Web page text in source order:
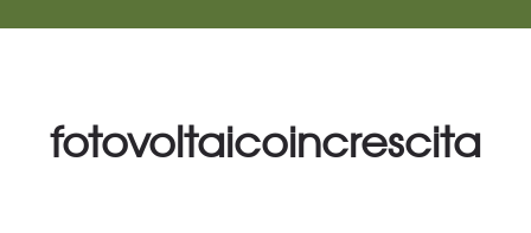
fotovoltaicoincrescita